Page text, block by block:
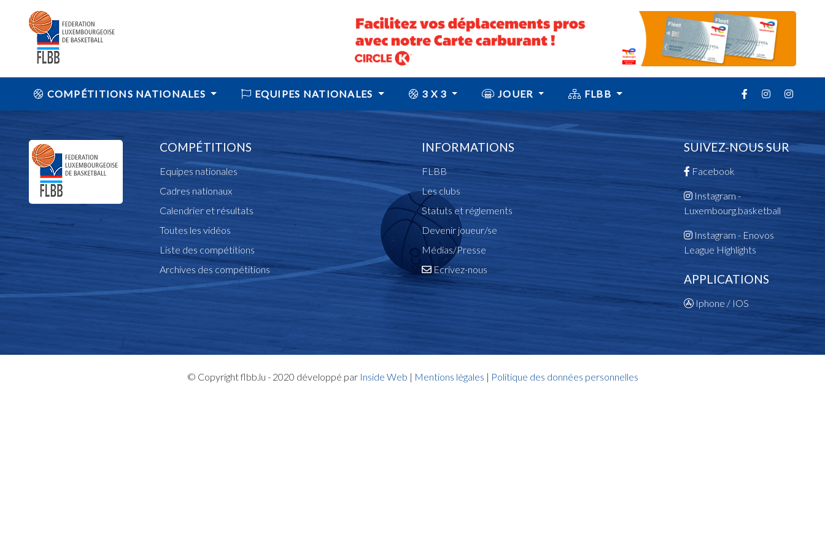
COMPÉTITIONS NATIONALES EQUIPES NATIONALES 3 X 3 JOUER FLBB
COMPÉTITIONS
Equipes nationales
Cadres nationaux
Calendrier et résultats
Toutes les vidéos
Liste des compétitions
Archives des compétitions
INFORMATIONS
FLBB
Les clubs
Statuts et réglements
Devenir joueur/se
Médias/Presse
Ecrivez-nous
SUIVEZ-NOUS SUR
Facebook
Instagram -
Luxembourg.basketball
Instagram - Enovos
League Highlights
APPLICATIONS
Iphone / IOS
© Copyright flbb.lu - 2020 développé par Inside Web | Mentions légales | Politique des données personnelles